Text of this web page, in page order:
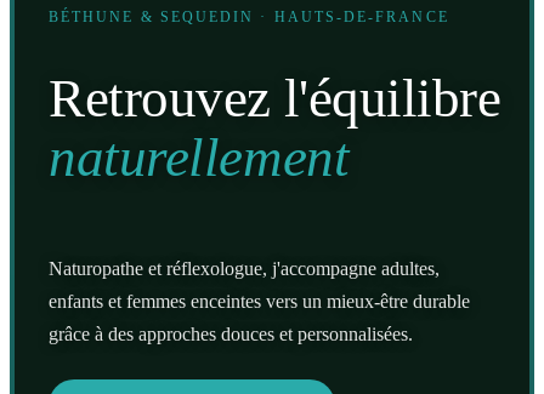
BÉTHUNE & SEQUEDIN · HAUTS-DE-FRANCE
Retrouvez l'équilibre
naturellement
Naturopathe et réflexologue, j'accompagne adultes,
enfants et femmes enceintes vers un mieux-être durable
grâce à des approches douces et personnalisées.